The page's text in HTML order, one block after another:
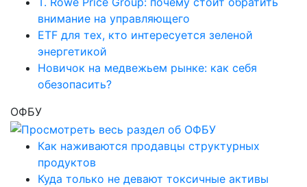
внимание на управляющего
ETF для тех, кто интересуется зеленой
энергетикой
Новичок на медвежьем рынке: как себя
обезопасить?
ОФБУ
Как наживаются продавцы структурных
продуктов
Куда только не девают токсичные активы